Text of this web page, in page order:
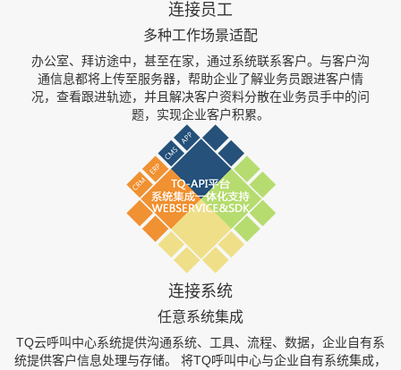
连接员工
多种工作场景适配
办公室、拜访途中，甚至在家，通过系统联系客户。与客户沟
通信息都将上传至服务器，帮助企业了解业务员跟进客户情
况，查看跟进轨迹，并且解决客户资料分散在业务员手中的问
题，实现企业客户积累。
连接系统
任意系统集成
TQ云呼叫中心系统提供沟通系统、工具、流程、数据，企业自有系
统提供客户信息处理与存储。 将TQ呼叫中心与企业自有系统集成，